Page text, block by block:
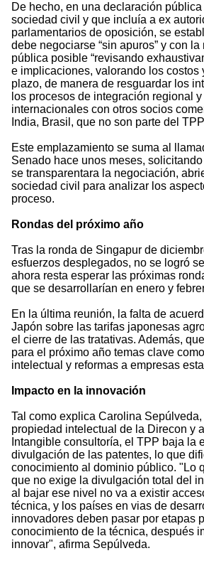
De hecho, en una declaración
sociedad civil y que incluía a ex
parlamentarios de oposición, se
debe negociarse “sin apuros” y con
pública posible “revisando
e implicaciones, valorando los costos
plazo, de manera de resguardar los
los procesos de integración regional
internacionales con otros socios
India, Brasil, que no son parte del
Este emplazamiento se suma al
Senado hace unos meses,
se transparentara la negociación,
sociedad civil para analizar los
proceso.
Rondas del próximo año
Tras la ronda de Singapur de
esfuerzos desplegados, no se logró
ahora resta esperar las próximas
que se desarrollarían en enero y
En la última reunión, la falta de
Japón sobre las tarifas japonesas
el cierre de las tratativas. Además,
para el próximo año temas clave
intelectual y reformas a empresas
Impacto en la innovación
Tal como explica Carolina
propiedad intelectual de la Direcon y
Intangible consultoría, el TPP baja la
divulgación de las patentes, lo que
conocimiento al dominio público. "Lo
que no exige la divulgación total del
al bajar ese nivel no va a existir
técnica, y los países en vias de
innovadores deben pasar por etapas
conocimiento de la técnica, después
innovar", afirma Sepúlveda.